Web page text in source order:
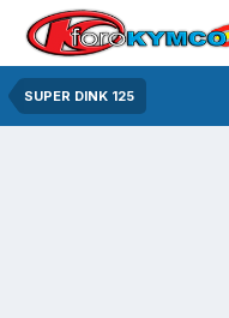
SUPER DINK 125